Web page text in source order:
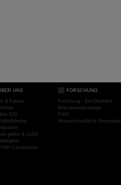
UNS
& Fakten
GSI
geben & LkSG
Campusplan
FORSCHUNG
Forschung - Ein Überblick
Beschleunigeranlage
FAIR
Wissenschaftliche Netzwerke